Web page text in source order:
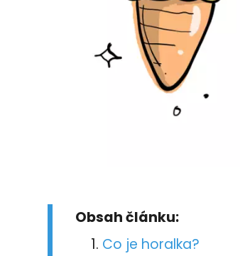
Obsah článku:
Co je horalka?